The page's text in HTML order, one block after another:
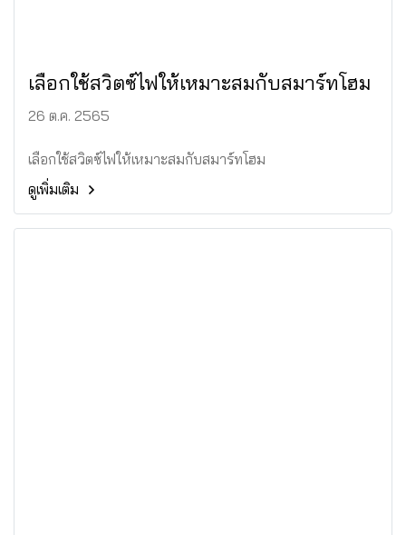
เลือกใช้สวิตซ์ไฟให้เหมาะสมกับสมาร์ทโฮม
26 ต.ค. 2565
เลือกใช้สวิตซ์ไฟให้เหมาะสมกับสมาร์ทโฮม
ดูเพิ่มเติม